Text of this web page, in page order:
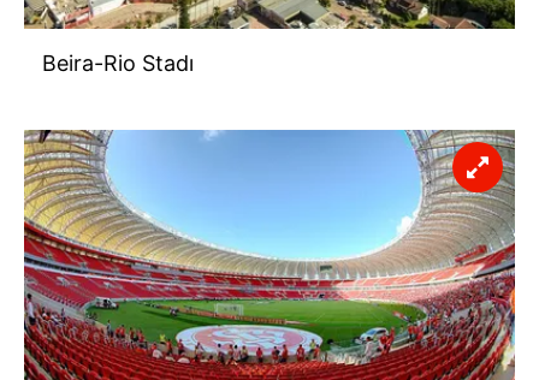
için Ayarlar butonuna tıklayabilir,Çerez Bilgilendirme
hazırlanmış Aydınlatma Metnimizi okumak ve sitemizde
ilgili mevzuata uygun olarak kullanılan çerezlerle ilgili bilgi
almak için lütfen
Beira-Rio Stadı